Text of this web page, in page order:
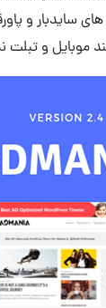
سایدبار و
موبایل و